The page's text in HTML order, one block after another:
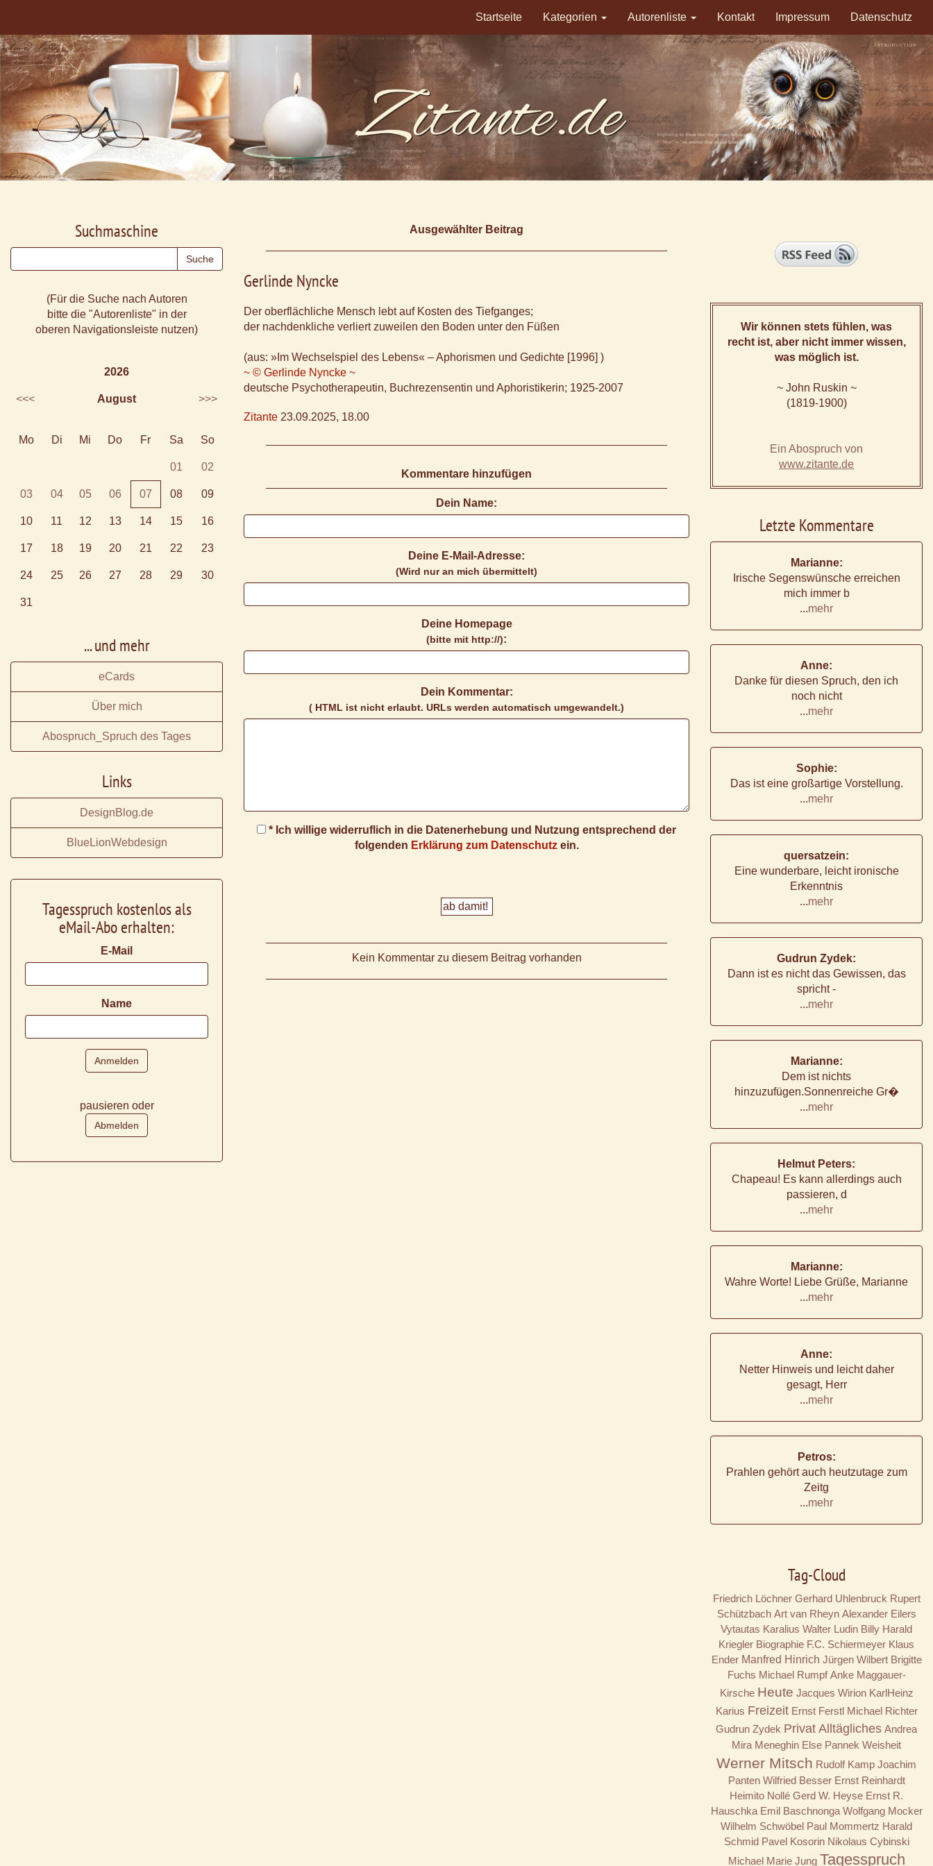
Startseite Kategorien Autorenliste Kontakt Impressum Datenschutz
Ausgewählter Beitrag
Gerlinde Nyncke
Der oberflächliche Mensch lebt auf Kosten des Tiefganges;
der nachdenkliche verliert zuweilen den Boden unter den Füßen
(aus: »Im Wechselspiel des Lebens« – Aphorismen und Gedichte [1996] )
~ © Gerlinde Nyncke ~
deutsche Psychotherapeutin, Buchrezensentin und Aphoristikerin; 1925-2007
Zitante 23.09.2025, 18.00
Kommentare hinzufügen
Dein Name:
Deine E-Mail-Adresse:
(Wird nur an mich übermittelt)
Deine Homepage
(bitte mit http://):
Dein Kommentar:
( HTML ist nicht erlaubt. URLs werden automatisch umgewandelt.)
* Ich willige widerruflich in die Datenerhebung und Nutzung entsprechend der
folgenden Erklärung zum Datenschutzein.
Kein Kommentar zu diesem Beitrag vorhanden
Suchmaschine
(Für die Suche nach Autoren
bitte die "Autorenliste" in der
oberen Navigationsleiste nutzen)
2026
<<< August >>>
Mo Di Mi Do Fr Sa So
01 02
03 04 05 06 07 08 09
10 11 12 13 14 15 16
17 18 19 20 21 22 23
24 25 26 27 28 29 30
31
... und mehr
eCards
Über mich
Abospruch_Spruch des Tages
Links
DesignBlog.de
BlueLionWebdesign
Tagesspruch kostenlos als
eMail-Abo erhalten:
E-Mail
Name
pausieren oder
Wir können stets fühlen, was
recht ist, aber nicht immer wissen,
was möglich ist.
~ John Ruskin ~
(1819-1900)
Ein Abospruch von
www.zitante.de
Letzte Kommentare
Marianne:
Irische Segenswünsche erreichen
mich immer b
...mehr
Anne:
Danke für diesen Spruch, den ich
noch nicht
...mehr
Sophie:
Das ist eine großartige Vorstellung.
...mehr
quersatzein:
Eine wunderbare, leicht ironische
Erkenntnis
...mehr
Gudrun Zydek:
Dann ist es nicht das Gewissen, das
spricht -
...mehr
Marianne:
Dem ist nichts
hinzuzufügen.Sonnenreiche Gr�
...mehr
Helmut Peters:
Chapeau! Es kann allerdings auch
passieren, d
...mehr
Marianne:
Wahre Worte! Liebe Grüße, Marianne
...mehr
Anne:
Netter Hinweis und leicht daher
gesagt, Herr
...mehr
Petros:
Prahlen gehört auch heutzutage zum
Zeitg
...mehr
Tag-Cloud
Friedrich Löchner Gerhard Uhlenbruck Rupert
Schützbach Art van Rheyn Alexander Eilers
Vytautas Karalius Walter Ludin Billy Harald
Kriegler Biographie F.C. Schiermeyer Klaus
Ender Manfred Hinrich Jürgen Wilbert Brigitte
Fuchs Michael Rumpf Anke Maggauer-
Kirsche Heute Jacques Wirion KarlHeinz
Karius Freizeit Ernst Ferstl Michael Richter
Gudrun Zydek PrivatAlltägliches Andrea
Mira Meneghin Else Pannek Weisheit
Werner Mitsch Rudolf Kamp Joachim
Panten Wilfried Besser Ernst Reinhardt
Heimito Nollé Gerd W. Heyse Ernst R.
Hauschka Emil Baschnonga Wolfgang Mocker
Wilhelm Schwöbel Paul Mommertz Harald
Schmid Pavel Kosorin Nikolaus Cybinski
Michael Marie Jung Tagesspruch